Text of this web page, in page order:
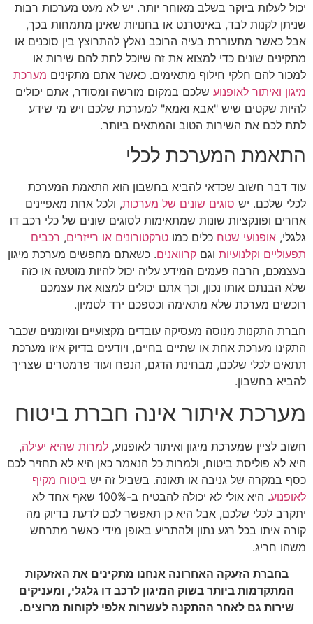
יכול לעלות ביוקר בשלב מאוחר יותר. יש לא מעט מערכות רבות
שניתן לקנות לבד, באינטרנט או בחנויות שאינן מתמחות בכך,
אבל כאשר מתעוררת בעיה הרוכב נאלץ להתרוצץ בין סוכנים או
מתקינים שונים כדי למצוא את זה שיוכל לתת להם שירות או
למכור להם חלקי חילוף מתאימים. כאשר אתם מתקינים מערכת
מיגון ואיתור לאופנוע שלכם במקום מורשה ומסודר, אתם יכולים
להיות שקטים שיש "אבא ואמא" למערכת שלכם ויש מי שידע
לתת לכם את השירות הטוב והמתאים ביותר.
התאמת המערכת לכלי
עוד דבר חשוב שכדאי להביא בחשבון הוא התאמת המערכת
לכלי שלכם. יש סוגים שונים של מערכות, ולכל אחת מאפיינים
אחרים ופונקציות שונות שמתאימות לסוגים שונים של כלי רכב דו
גלגלי, אופנועי שטח כלים כמו טרקטורונים או רייזרים, רכבים
תפעוליים וקלנועיות וגם קרוואנים. כשאתם מחפשים מערכת מיגון
בעצמכם, הרבה פעמים המידע עליה יכול להיות מוטעה או כזה
שלא הבנתם אותו נכון, וכך אתם יכולים למצוא את עצמכם
רוכשים מערכת שלא מתאימה וכספכם ירד לטמיון.
חברת התקנות מנוסה מעסיקה עובדים מקצועיים ומיומנים שכבר
התקינו מערכת אחת או שתיים בחיים, ויודעים בדיוק איזו מערכת
תתאים לכלי שלכם, מבחינת הדגם, הנפח ועוד פרמטרים שצריך
להביא בחשבון.
מערכת איתור אינה חברת ביטוח
חשוב לציין שמערכת מיגון ואיתור לאופנוע, למרות שהיא יעילה,
היא לא פוליסת ביטוח, ולמרות כל הנאמר כאן היא לא תחזיר לכם
כסף במקרה של גניבה או תאונה. בשביל זה יש ביטוח מקיף
לאופנוע
. היא אולי לא יכולה להבטיח ב-100% שאף אחד לא
יתקרב לכלי שלכם, אבל היא כן תאפשר לכם לדעת בדיוק מה
קורה איתו בכל רגע נתון ולהתריע באופן מידי כאשר מתרחש
משהו חריג.
בחברת הזעקה האחרונה אנחנו מתקינים את האזעקות
המתקדמות ביותר בשוק המיגון לרכב דו גלגלי, ומעניקים
שירות גם לאחר ההתקנה לעשרות אלפי לקוחות מרוצים.